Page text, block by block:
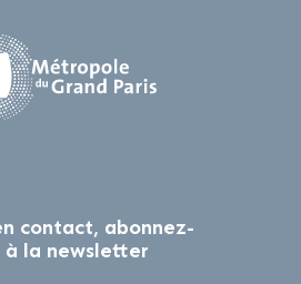
contact, abonnez-
à la newsletter